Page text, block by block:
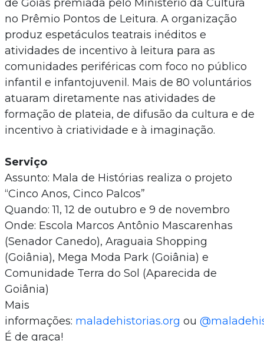
de Goiás premiada pelo Ministério da Cultura
no Prêmio Pontos de Leitura. A organização
produz espetáculos teatrais inéditos e
atividades de incentivo à leitura para as
comunidades periféricas com foco no público
infantil e infantojuvenil. Mais de 80 voluntários
atuaram diretamente nas atividades de
formação de plateia, de difusão da cultura e de
incentivo à criatividade e à imaginação.
Serviço
Assunto: Mala de Histórias realiza o projeto
“Cinco Anos, Cinco Palcos”
Quando: 11, 12 de outubro e 9 de novembro
Onde: Escola Marcos Antônio Mascarenhas
(Senador Canedo), Araguaia Shopping
(Goiânia), Mega Moda Park (Goiânia) e
Comunidade Terra do Sol (Aparecida de
Goiânia)
Mais
informações: maladehistorias.org ou
É de graça!